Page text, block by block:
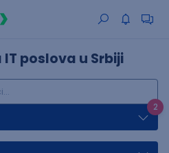
poslova u Srbiji
2